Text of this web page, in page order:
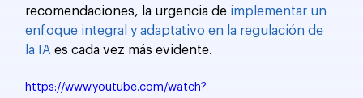
recomendaciones, la urgencia de implementar un
enfoque integral y adaptativo en la regulación de
la IA es cada vez más evidente.
https://www.youtube.com/watch?